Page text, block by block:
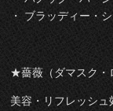
・ ブラッディー
★薔薇（ダマスク・
美容・リフレッシュ